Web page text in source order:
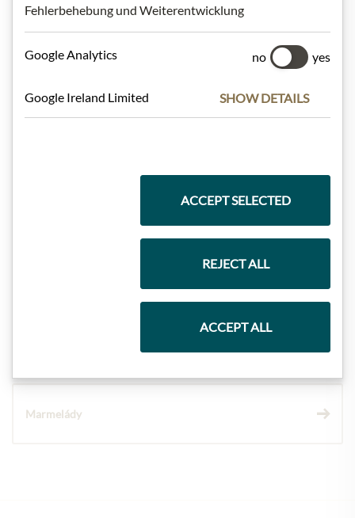
Nejlepší z našeho sortimentu
Dárkové koše
Marmelády
Fehlerbehebung und Weiterentwicklung
Google Analytics no yes
Google Ireland Limited SHOW DETAILS
ACCEPT SELECTED
REJECT ALL
ACCEPT ALL